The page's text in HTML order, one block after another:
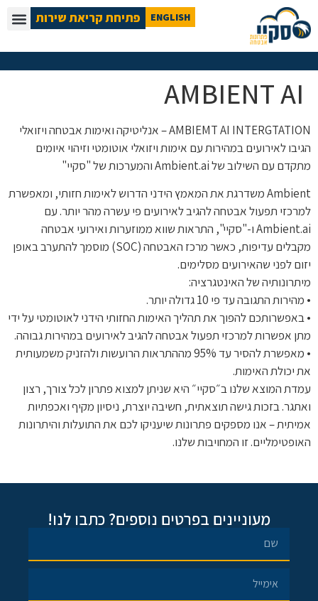
פתיחת קריאת שירות ENGLISH
AMBIENT AI
AMBIEMT AI INTERGTATION – אנליטיקה ואימות אבטחה ויזואלי
הגיבו לאירועים במהירות עם אימות ויזואלי אוטומטי וזיהוי איומים
מתקדם עם השילוב של Ambient.ai והמערכות של "סקיי"
Ambient משדרגת את המאמץ הידני הדרוש לאימות חזותי, ומאפשרת
למרכזי תפעול אבטחה להגיב לאירועים פי עשרה מהר יותר. עם
Ambient.ai ו-"סקיי", התראות שווא ממוזערות ואירועי אבטחה
מקבלים עדיפות, כאשר מרכז האבטחה (SOC) מוסמך להתערב באופן
יזום לפני שהאירועים מסלימים.
מיתרונותיה של האינטגרציה:
• מהירות התגובה עד פי 10 גדולה יותר.
• באפשרותכם להפוך את תהליך האימות החזותי הידני לאוטומטי על ידי
מתן אפשרות למרכזי תפעול אבטחה להגיב לאירועים במהירות גבוהה.
• מאפשרת להסיר עד 95% מההתראות הרועשות ולהזניק משמעותית
את יכולת האימות.
עמדת המוצא שלנו ב״סקיי״ היא שניתן למצוא פתרון לכל צורך, רצון
ואתגר. בזכות גישה תוצאתית, חשיבה יוצרת, ניסיון מקיף ואכפתיות
אמיתית – אנו מספקים פתרונות שיעניקו לכם את התועלות והיתרונות
האופטימליים. זו המחויבות שלנו.
מעוניינים בפרטים נוספים? כתבו לנו!